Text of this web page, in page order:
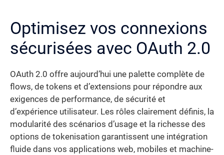
Optimisez vos connexions
sécurisées avec OAuth 2.0
OAuth 2.0 offre aujourd’hui une palette complète de
flows, de tokens et d’extensions pour répondre aux
exigences de performance, de sécurité et
d’expérience utilisateur. Les rôles clairement définis, la
modularité des scénarios d’usage et la richesse des
options de tokenisation garantissent une intégration
fluide dans vos applications web, mobiles et machine-